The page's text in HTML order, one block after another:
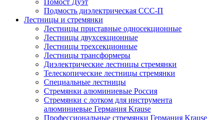
Помост Дуэт
Подмость диэлектрическая ССС-П
Лестницы и стремянки
Лестницы приставные односекционные
Лестницы двухсекционные
Лестницы трехсекционные
Лестницы трансформеры
Диэлектрические лестницы стремянки
Телескопические лестницы стремянки
Специальные лестницы
Стремянки алюминиевые Россия
Стремянки c лотком для инструмента
алюминиевые Германия Krause
Профессиональные стремянки Германия Krause